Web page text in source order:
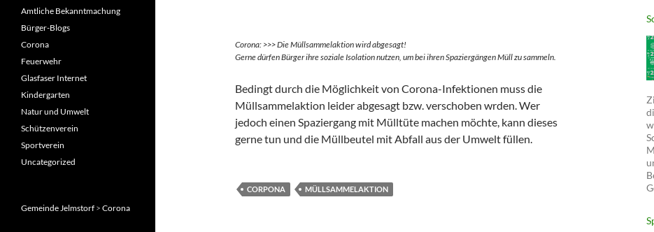
Corona: >>> Die Müllsammelaktion wird abgesagt!
Gerne dürfen Bürger ihre soziale Isolation nutzen, um bei ihren Spaziergängen Müll zu sammeln.
Bedingt durch die Möglichkeit von Corona-Infektionen muss die
Müllsammelaktion leider abgesagt bzw. verschoben wrden. Wer
jedoch einen Spaziergang mit Mülltüte machen möchte, kann dieses
gerne tun und die Müllbeutel mit Abfall aus der Umwelt füllen.
CORPONA MÜLLSAMMELAKTION
Amtliche Bekanntmachung
Bürger-Blogs
Corona
Feuerwehr
Glasfaser Internet
Kindergarten
Natur und Umwelt
Schützenverein
Sportverein
Uncategorized
Gemeinde Jelmstorf > Corona